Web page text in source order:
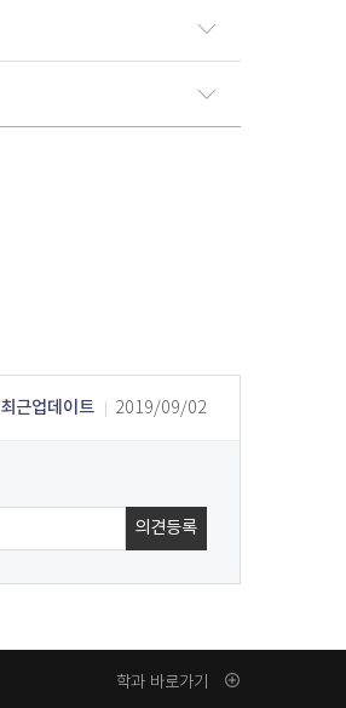
최근업데이트 2019/09/02
학과 바로가기